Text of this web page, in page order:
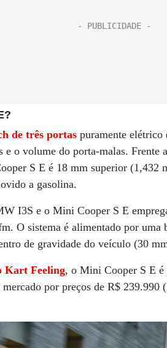
de três portas puramente elétrico
e o volume do porta-malas. Frente
S E é 18 mm superior (1,432
a gasolina.
I3S e o Mini Cooper S E
O sistema é alimentado por
de gravidade do veículo (30
Kart Feeling, o Mini Cooper S E é
por preços de R$